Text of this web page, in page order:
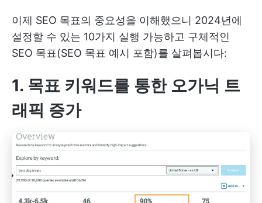
이제 SEO 목표의 중요성을 이해했으니 2024년에
설정할 수 있는 10가지 실행 가능하고 구체적인
SEO 목표(SEO 목표 예시 포함)를 살펴봅시다:
1. 목표 키워드를 통한 오가닉 트
래픽 증가